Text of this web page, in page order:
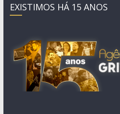
EXISTIMOS HÁ 15 ANOS